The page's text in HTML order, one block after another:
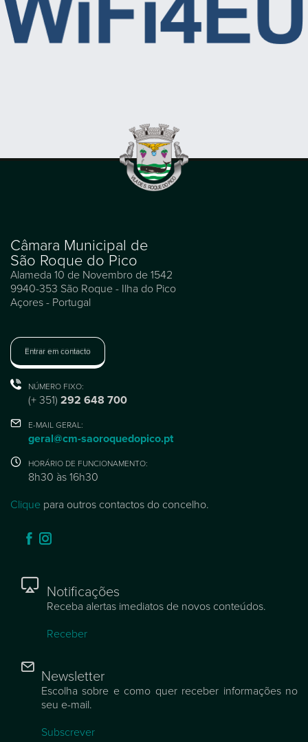
Câmara Municipal de
São Roque do Pico
Alameda 10 de Novembro de 1542
9940-353 São Roque - Ilha do Pico
Açores - Portugal
Entrar em contacto
NÚMERO FIXO:
(+ 351) 292 648 700
E-MAIL GERAL:
geral@cm-saoroquedopico.pt
HORÁRIO DE FUNCIONAMENTO:
8h30 às 16h30
Clique para outros contactos do concelho.
Notificações
Receba alertas imediatos de novos conteúdos.
Receber
Newsletter
Escolha sobre e como quer receber informações no
seu e-mail.
Subscrever